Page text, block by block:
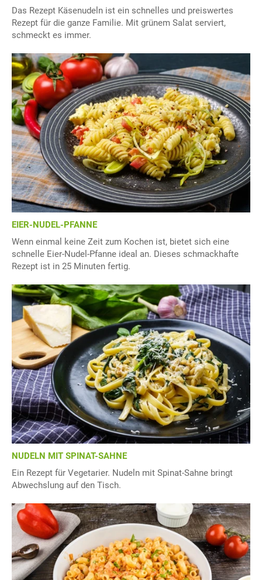
Das Rezept Käsenudeln ist ein schnelles und preiswertes
Rezept für die ganze Familie. Mit grünem Salat serviert,
schmeckt es immer.
EIER-NUDEL-PFANNE
Wenn einmal keine Zeit zum Kochen ist, bietet sich eine
schnelle Eier-Nudel-Pfanne ideal an. Dieses schmackhafte
Rezept ist in 25 Minuten fertig.
NUDELN MIT SPINAT-SAHNE
Ein Rezept für Vegetarier. Nudeln mit Spinat-Sahne bringt
Abwechslung auf den Tisch.